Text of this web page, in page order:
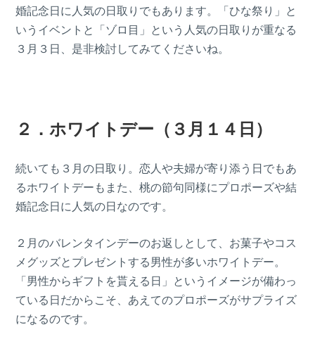
婚記念日に人気の日取りでもあります。「ひな祭り」と
いうイベントと「ゾロ目」という人気の日取りが重なる
３月３日、是非検討してみてくださいね。
２．ホワイトデー（３月１４日）
続いても３月の日取り。恋人や夫婦が寄り添う日でもあ
るホワイトデーもまた、桃の節句同様にプロポーズや結
婚記念日に人気の日なのです。
２月のバレンタインデーのお返しとして、お菓子やコス
メグッズとプレゼントする男性が多いホワイトデー。
「男性からギフトを貰える日」というイメージが備わっ
ている日だからこそ、あえてのプロポーズがサプライズ
になるのです。